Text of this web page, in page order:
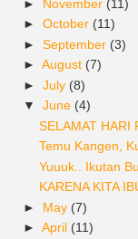
► November (11)
► October (11)
► September (3)
► August (7)
► July (8)
▼ June (4)
SELAMAT HARI
Temu Kangen,
Yuuuk.. Ikutan
KARENA KITA
► May (7)
► April (11)